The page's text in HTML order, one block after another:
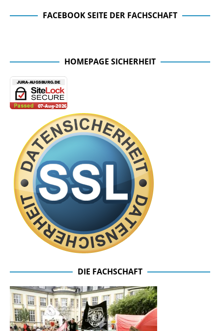
FACEBOOK SEITE DER FACHSCHAFT
HOMEPAGE SICHERHEIT
DIE FACHSCHAFT